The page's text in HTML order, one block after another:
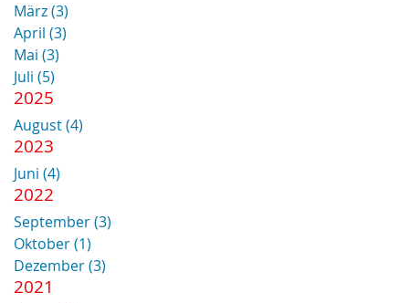
März (3)
April (3)
Mai (3)
Juli (5)
2025
August (4)
2023
Juni (4)
2022
September (3)
Oktober (1)
Dezember (3)
2021